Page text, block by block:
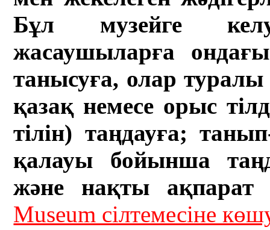
Бұл музейге
жасаушыларға
танысуға, олар туралы
қазақ немесе орыс
тілін) таңдауға;
қалауы бойынша
және нақты ақпарат
Museum сілтемесіне